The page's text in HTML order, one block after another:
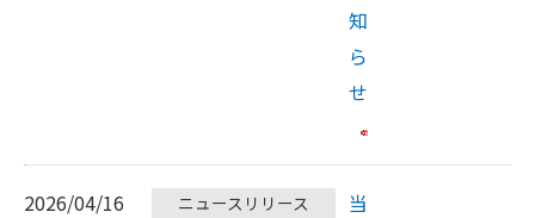
知
ら
せ
2026/04/16 ニュースリリース
当